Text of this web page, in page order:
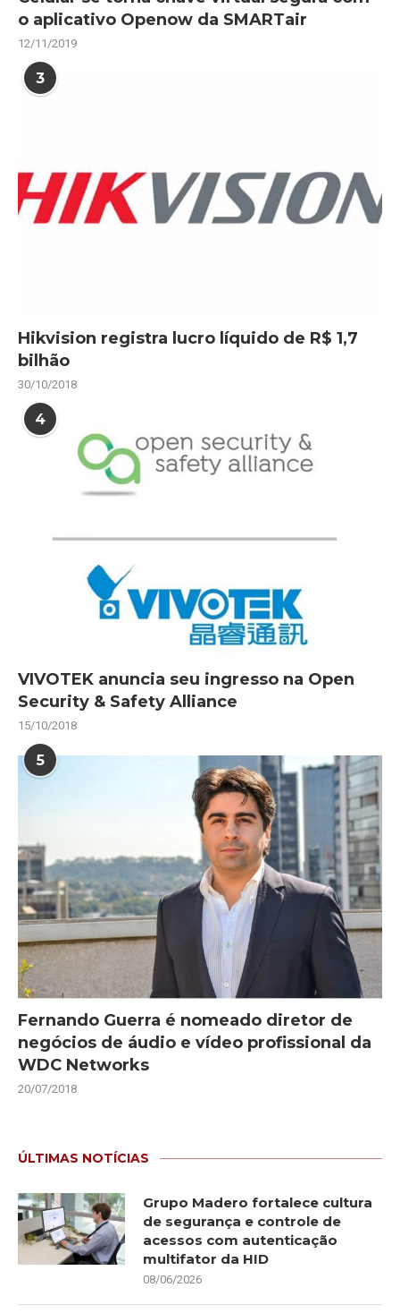
o aplicativo Openow da SMARTair
12/11/2019
3
Hikvision registra lucro líquido de R$ 1,7
bilhão
30/10/2018
4
VIVOTEK anuncia seu ingresso na Open
Security & Safety Alliance
15/10/2018
5
Fernando Guerra é nomeado diretor de
negócios de áudio e vídeo profissional da
WDC Networks
20/07/2018
ÚLTIMAS NOTÍCIAS
Grupo Madero fortalece cultura
de segurança e controle de
acessos com autenticação
multifator da HID
08/06/2026